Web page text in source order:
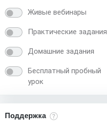
Живые вебинары
Практические задания
Домашние задания
Бесплатный пробный
урок
Поддержка